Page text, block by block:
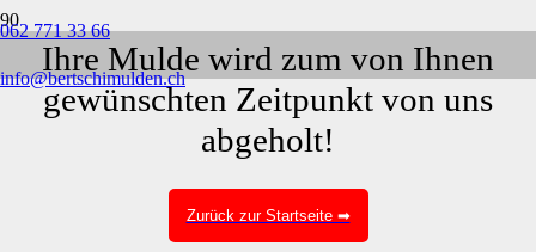
062 771 33 66
info@bertschimulden.ch
Ihre Mulde wird zum von Ihnen
gewünschten Zeitpunkt von uns
abgeholt!
Zurück zur Startseite ➡